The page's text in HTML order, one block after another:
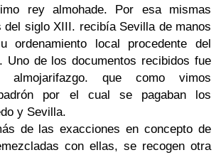
rey almohade. Por esa mismas
del siglo XIII. recibía Sevilla de manos
ordenamiento local procedente del
Uno de los documentos recibidos fue
que como vimos
por el cual se pagaban los
y Sevilla.
de las exacciones en concepto de
con ellas, se recogen otra